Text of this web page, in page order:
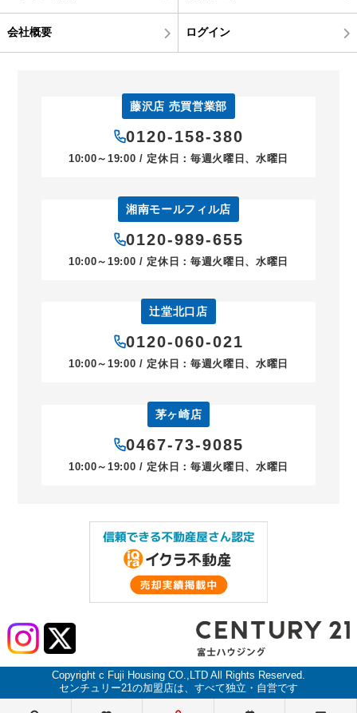
会社概要 ログイン
藤沢店 売買営業部
0120-158-380
10:00～19:00 / 定休日：毎週火曜日、水曜日
湘南モールフィル店
0120-989-655
10:00～19:00 / 定休日：毎週火曜日、水曜日
辻堂北口店
0120-060-021
10:00～19:00 / 定休日：毎週火曜日、水曜日
茅ヶ崎店
0467-73-9085
10:00～19:00 / 定休日：毎週火曜日、水曜日
Copyright c Fuji Housing CO.,LTD All Rights Reserved.
センチュリー21の加盟店は、すべて独立・自営です